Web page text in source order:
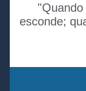
esconde;